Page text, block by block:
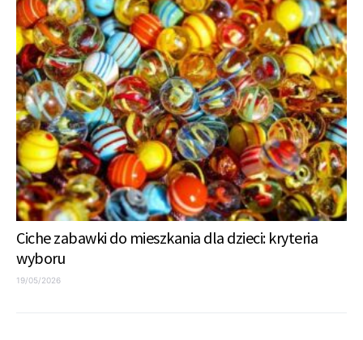
Ciche zabawki do mieszkania dla dzieci: kryteria
wyboru
19/05/2026